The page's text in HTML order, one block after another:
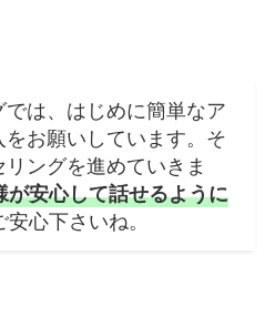
は、はじめに簡単なア
お願いしています。そ
ングを進めていきま
が安心して話せるように
心下さいね。